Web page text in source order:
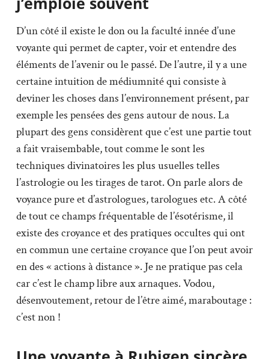
D’un côté il existe le don ou la faculté innée d’une
voyante qui permet de capter, voir et entendre des
éléments de l’avenir ou le passé. De l’autre, il y a une
certaine intuition de médiumnité qui consiste à
deviner les choses dans l’environnement présent, par
exemple les pensées des gens autour de nous. La
plupart des gens considèrent que c’est une partie tout
a fait vraisembable, tout comme le sont les
techniques divinatoires les plus usuelles telles
l’astrologie ou les tirages de tarot. On parle alors de
voyance pure et d’astrologues, tarologues etc. A côté
de tout ce champs fréquentable de l’ésotérisme, il
existe des croyance et des pratiques occultes qui ont
en commun une certaine croyance que l’on peut avoir
en des « actions à distance ». Je ne pratique pas cela
car c’est le champ libre aux arnaques. Vodou,
désenvoutement, retour de l’être aimé, maraboutage :
c’est non !